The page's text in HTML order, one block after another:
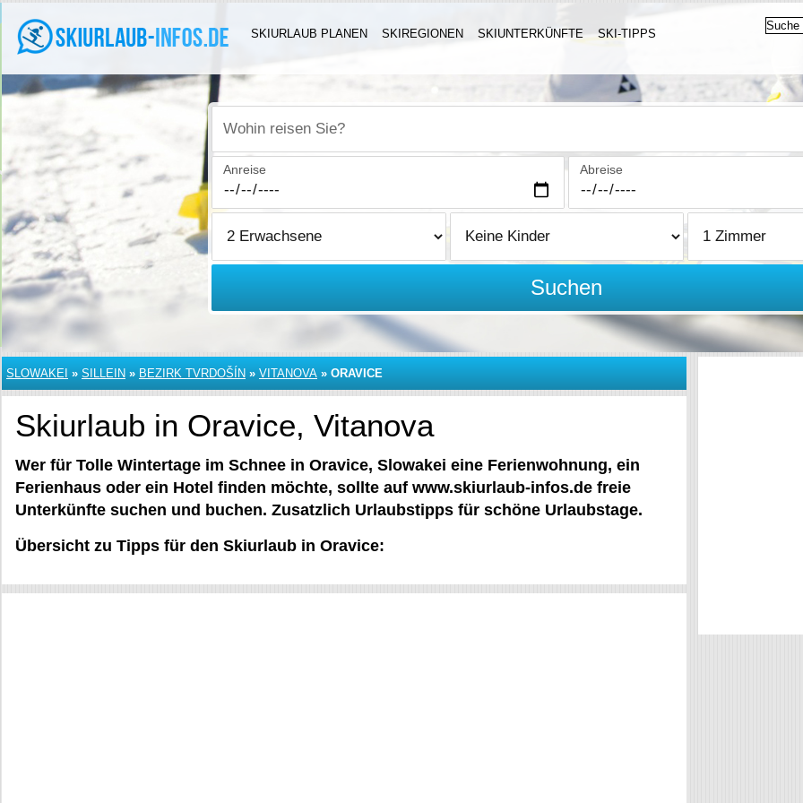
SKIURLAUB PLANEN SKIREGIONEN SKIUNTERKÜNFTE SKI-TIPPS
Wohin reisen Sie?
Anreise Abreise
Suchen
SLOWAKEI » SILLEIN » BEZIRK TVRDOŠÍN » VITANOVA » ORAVICE
Skiurlaub in Oravice, Vitanova
Wer für Tolle Wintertage im Schnee in Oravice, Slowakei eine Ferienwohnung, ein
Ferienhaus oder ein Hotel finden möchte, sollte auf www.skiurlaub-infos.de freie
Unterkünfte suchen und buchen. Zusatzlich Urlaubstipps für schöne Urlaubstage.
Übersicht zu Tipps für den Skiurlaub in Oravice: